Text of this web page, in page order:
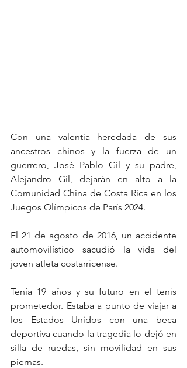
Con una valentía heredada de sus
ancestros chinos y la fuerza de un
guerrero, José Pablo Gil y su padre,
Alejandro Gil, dejarán en alto a la
Comunidad China de Costa Rica en los
Juegos Olímpicos de París 2024.
El 21 de agosto de 2016, un accidente
automovilístico sacudió la vida del
joven atleta costarricense.
Tenía 19 años y su futuro en el tenis
prometedor. Estaba a punto de viajar a
los Estados Unidos con una beca
deportiva cuando la tragedia lo dejó en
silla de ruedas, sin movilidad en sus
piernas.